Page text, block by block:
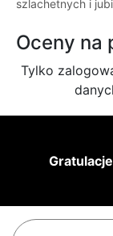
szlachetnych i
Oceny na
Tylko